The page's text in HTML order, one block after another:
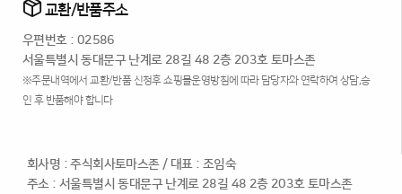
교환/반품주소
우편번호 : 02586
서울특별시 동대문구 난계로 28길 48 2층 203호 토마스존
※주문내역에서 교환/반품 신청후 쇼핑몰운영방침에 따라 담당자와 연락하여 상담,승
인 후 반품해야 합니다
회사명 : 주식회사토마스존/ 대표 : 조임숙
주소 : 서울특별시 동대문구 난계로 28길 48 2층 203호 토마스존